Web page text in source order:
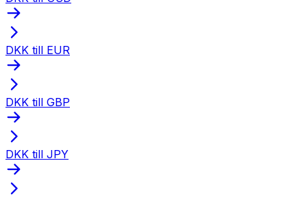
DKK till EUR
DKK till GBP
DKK till JPY